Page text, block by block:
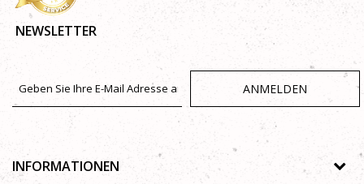
NEWSLETTER
ANMELDEN
INFORMATIONEN